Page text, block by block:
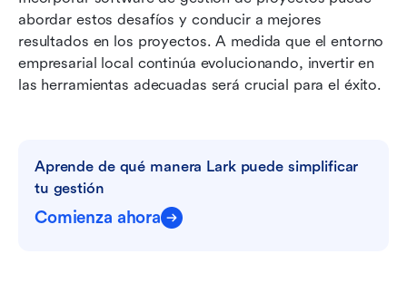
abordar estos desafíos y conducir a mejores
resultados en los proyectos. A medida que el entorno
empresarial local continúa evolucionando, invertir en
las herramientas adecuadas será crucial para el éxito.
Aprende de qué manera Lark puede simplificar
tu gestión
Comienza ahora